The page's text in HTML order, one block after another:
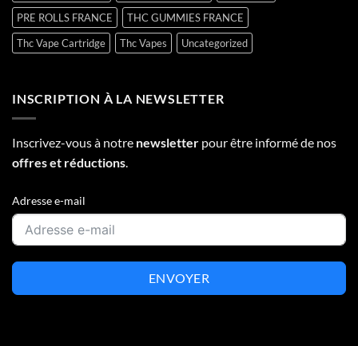
PRE ROLLS FRANCE
THC GUMMIES FRANCE
Thc Vape Cartridge
Thc Vapes Uncategorized
INSCRIPTION À LA NEWSLETTER
Inscrivez-vous à notre newsletter pour être informé de nos
offres et réductions.
Adresse e-mail
ENVOYER